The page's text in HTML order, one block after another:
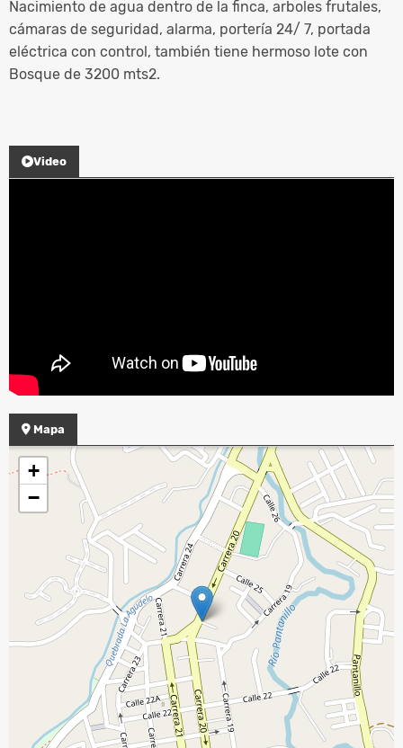
Nacimiento de agua dentro de la finca, arboles frutales,
cámaras de seguridad, alarma, portería 24/ 7, portada
eléctrica con control, también tiene hermoso lote con
Bosque de 3200 mts2.
Video
Mapa
+
−